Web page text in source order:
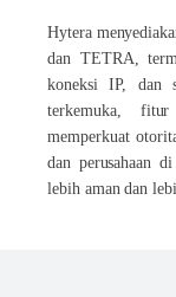
Hytera
dan TETRA,
koneksi IP, dan
terkemuka,
memperkuat
dan perusahaan
lebih aman dan